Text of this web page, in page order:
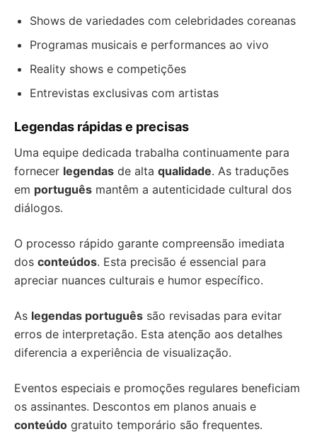
Shows de variedades com celebridades coreanas
Programas musicais e performances ao vivo
Reality shows e competições
Entrevistas exclusivas com artistas
Legendas rápidas e precisas
Uma equipe dedicada trabalha continuamente para
fornecer legendas de alta qualidade. As traduções
em português mantêm a autenticidade cultural dos
diálogos.
O processo rápido garante compreensão imediata
dos conteúdos. Esta precisão é essencial para
apreciar nuances culturais e humor específico.
As legendas português são revisadas para evitar
erros de interpretação. Esta atenção aos detalhes
diferencia a experiência de visualização.
Eventos especiais e promoções regulares beneficiam
os assinantes. Descontos em planos anuais e
conteúdo gratuito temporário são frequentes.